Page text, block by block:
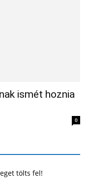
ismét hoznia
0
tölts fel!